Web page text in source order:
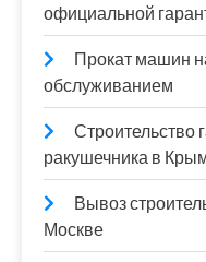
официальной
Прокат машин
обслуживанием
Строительство
ракушечника в
Вывоз
Москве